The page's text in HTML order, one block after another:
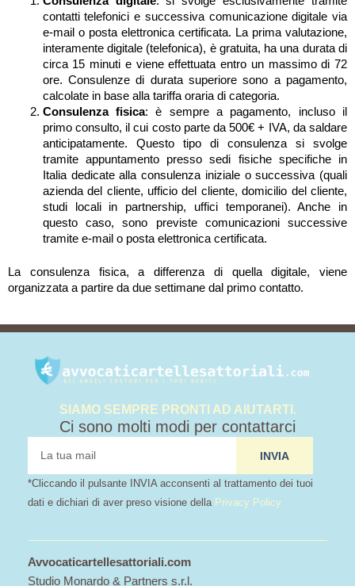
contatti telefonici e successiva comunicazione digitale via
e-mail o posta elettronica certificata. La prima valutazione,
interamente digitale (telefonica), è gratuita, ha una durata di
circa 15 minuti e viene effettuata entro un massimo di 72
ore. Consulenze di durata superiore sono a pagamento,
calcolate in base alla tariffa oraria di categoria.
Consulenza fisica: è sempre a pagamento, incluso il
primo consulto, il cui costo parte da 500€ + IVA, da saldare
anticipatamente. Questo tipo di consulenza si svolge
tramite appuntamento presso sedi fisiche specifiche in
Italia dedicate alla consulenza iniziale o successiva (quali
azienda del cliente, ufficio del cliente, domicilio del cliente,
studi locali in partnership, uffici temporanei). Anche in
questo caso, sono previste comunicazioni successive
tramite e-mail o posta elettronica certificata.
La consulenza fisica, a differenza di quella digitale, viene
organizzata a partire da due settimane dal primo contatto.
SIAMO SEMPRE PRONTI AD AIUTARTI.
Ci sono molti modi per contattarci
INVIA
*Cliccando il pulsante INVIA acconsenti al trattamento dei tuoi
dati e dichiari di aver preso visione della Privacy Policy
Avvocaticartellesattoriali.com
Studio Monardo & Partners s.r.l.